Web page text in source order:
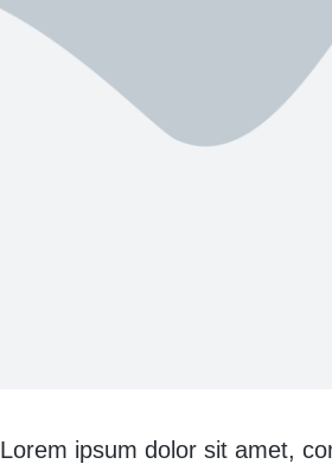
Lorem ipsum dolor sit amet,